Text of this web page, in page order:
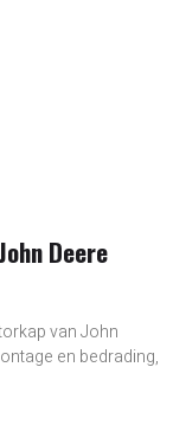
Deere
van John
en bedrading,